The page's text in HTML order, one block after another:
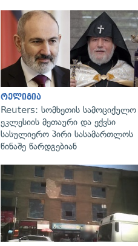
რელიგია
Reuters: სომხეთის სამოციქულო
ეკლესიის მეთაური და ექვსი
სასულიერო პირი სასამართლოს
წინაშე წარდგებიან